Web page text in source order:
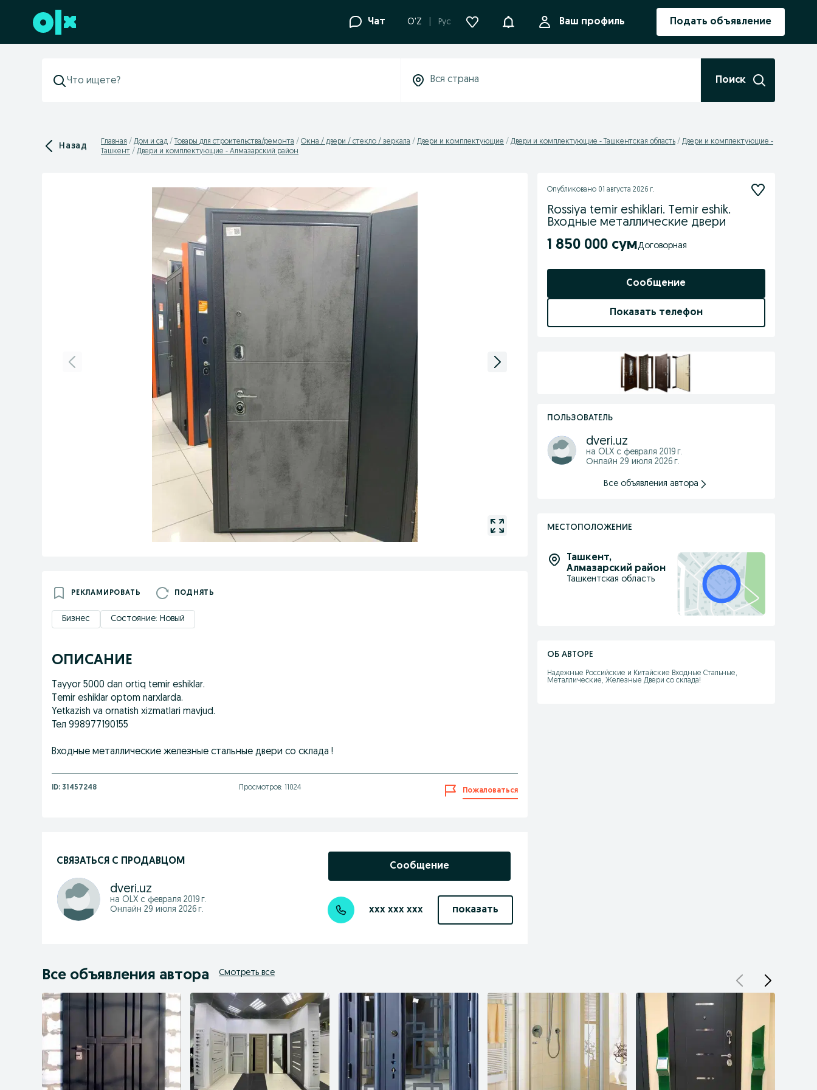
Перейти к нижнему колонтитулу Чат O'Z Рус УведомленияВаш профиль Подать объявление
Поиск
Назад Главная Дом и сад Товары для строительства/ремонта Окна / двери / стеклo / зеркала Двери и комплектующие Двери и комплектующие - Ташкентская область
Двери и комплектующие -
Ташкент
Двери и комплектующие - Алмазарский район
РЕКЛАМИРОВАТЬ ПОДНЯТЬ
Бизнес Состояние: Новый
ОПИСАНИЕ
Tayyor 5000 dan ortiq temir eshiklar.
Temir eshiklar optom narxlarda.
Yetkazish va ornatish xizmatlari mavjud.
Тел 998977190155
Входные металлические железные стальные двери со склада !
ID: 31457248 Просмотров: 11024 Пожаловаться
СВЯЗАТЬСЯ С ПРОДАВЦОМ
dveri.uz
на OLX с февраля 2019 г.
Онлайн 29 июля 2026 г.
Сообщение
xxx xxx xxx показать
Опубликовано 01 августа 2026 г.
Rossiya temir eshiklari. Temir eshik.
Входные металлические двери
1 850 000 сум Договорная
Сообщение
Показать телефон
ПОЛЬЗОВАТЕЛЬ
dveri.uz
на OLX с февраля 2019 г.
Онлайн 29 июля 2026 г.
Все объявления автора
МЕСТОПОЛОЖЕНИЕ
Ташкент,
Алмазарский район
Ташкентская область
ОБ АВТОРЕ
Надежные Российские и Китайские Входные Стальные,
Металлические, Железные Двери со склада!
Все объявления автора Смотреть все